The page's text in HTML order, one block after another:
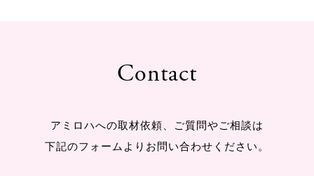
Contact
アミロハへの取材依頼、ご質問やご相談は
下記のフォームよりお問い合わせください。